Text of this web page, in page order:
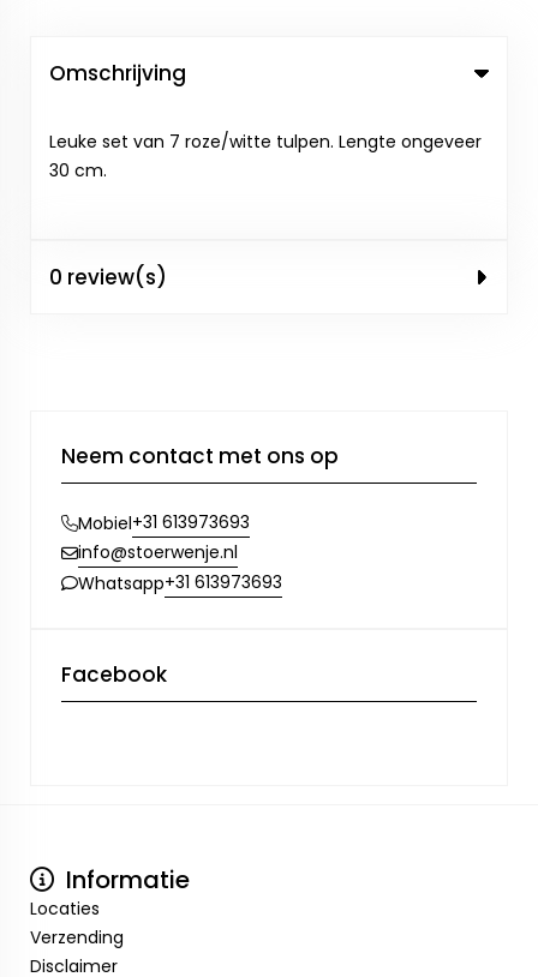
Omschrijving
Leuke set van 7 roze/witte tulpen. Lengte ongeveer
30 cm.
0 review(s)
Neem contact met ons op
Mobiel+31 613973693
info@stoerwenje.nl
Whatsapp+31 613973693
Facebook
Informatie
Locaties
Verzending
Disclaimer